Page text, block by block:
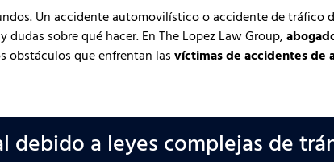
Un accidente automovilístico o accidente de tráfico
sobre qué hacer. En The Lopez Law Group,
obstáculos que enfrentan las víctimas de accidentes de
debido a leyes complejas de